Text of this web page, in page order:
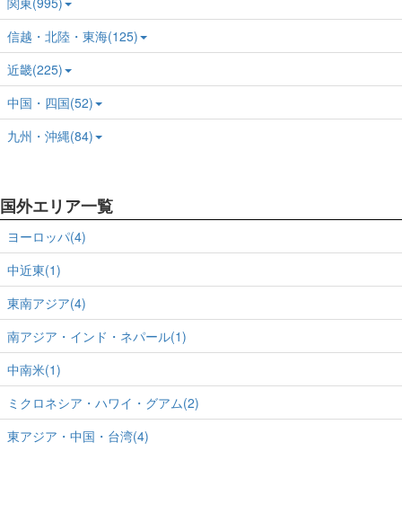
信越・北陸・東海(125)
近畿(225)
中国・四国(52)
九州・沖縄(84)
国外エリア一覧
ヨーロッパ(4)
中近東(1)
東南アジア(4)
南アジア・インド・ネパール(1)
中南米(1)
ミクロネシア・ハワイ・グアム(2)
東アジア・中国・台湾(4)